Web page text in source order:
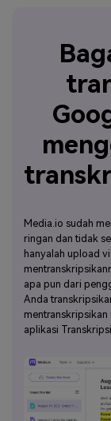
Media.io sudah
ringan dan tidak
hanyalah upload
apa pun dari
Anda
aplikasi